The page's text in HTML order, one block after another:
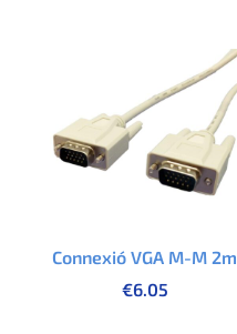
Connexió VGA M-M 2m
€6.05